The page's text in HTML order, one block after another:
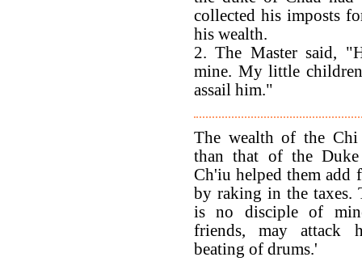
collected his imposts
his wealth.
2. The Master said,
mine. My little
assail him."
The wealth of the Chi
than that of the
Ch'iu helped them add
by raking in the taxes.
is no disciple of
friends, may attack
beating of drums.'